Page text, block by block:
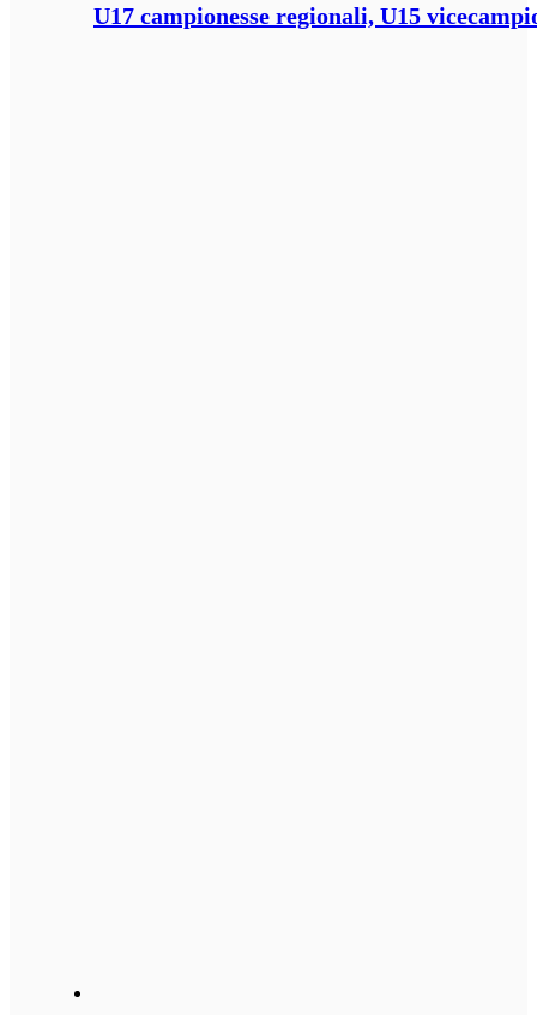
U17 campionesse regionali, U15